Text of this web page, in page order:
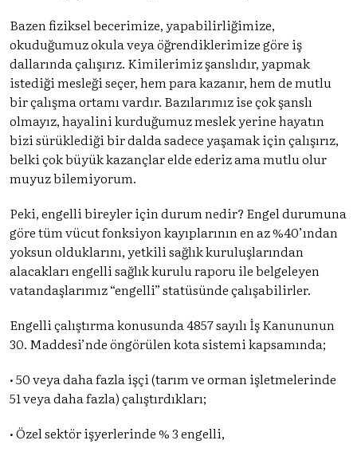
Bazen fiziksel becerimize, yapabilirliğimize,
okuduğumuz okula veya öğrendiklerimize göre iş
dallarında çalışırız. Kimilerimiz şanslıdır, yapmak
istediği mesleği seçer, hem para kazanır, hem de mutlu
bir çalışma ortamı vardır. Bazılarımız ise çok şanslı
olmayız, hayalini kurduğumuz meslek yerine hayatın
bizi sürüklediği bir dalda sadece yaşamak için çalışırız,
belki çok büyük kazançlar elde ederiz ama mutlu olur
muyuz bilemiyorum.
Peki, engelli bireyler için durum nedir? Engel durumuna
göre tüm vücut fonksiyon kayıplarının en az %40’ından
yoksun olduklarını, yetkili sağlık kuruluşlarından
alacakları engelli sağlık kurulu raporu ile belgeleyen
vatandaşlarımız “engelli” statüsünde çalışabilirler.
Engelli çalıştırma konusunda 4857 sayılı İş Kanununun
30. Maddesi’nde öngörülen kota sistemi kapsamında;
• 50 veya daha fazla işçi (tarım ve orman işletmelerinde
51 veya daha fazla) çalıştırdıkları;
• Özel sektör işyerlerinde % 3 engelli,